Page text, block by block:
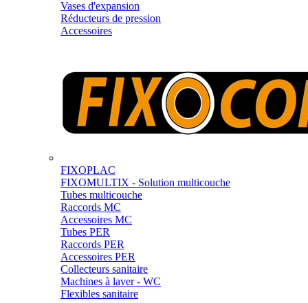
Vases d'expansion
Réducteurs de pression
Accessoires
FIXOPLAC
FIXOMULTIX - Solution multicouche
Tubes multicouche
Raccords MC
Accessoires MC
Tubes PER
Raccords PER
Accessoires PER
Collecteurs sanitaire
Machines à laver - WC
Flexibles sanitaire